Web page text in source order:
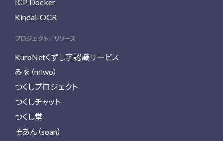
ICP Docker
Kindai-OCR
プロジェクト／リソース
KuroNetくずし字認識サービス
みを（miwo）
つくしプロジェクト
つくしチャット
つくし堂
そあん（soan）